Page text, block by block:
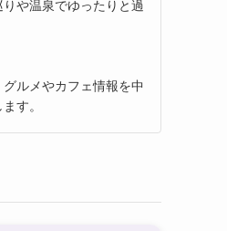
や温泉でゆったりと過
ルメやカフェ情報を中
す。